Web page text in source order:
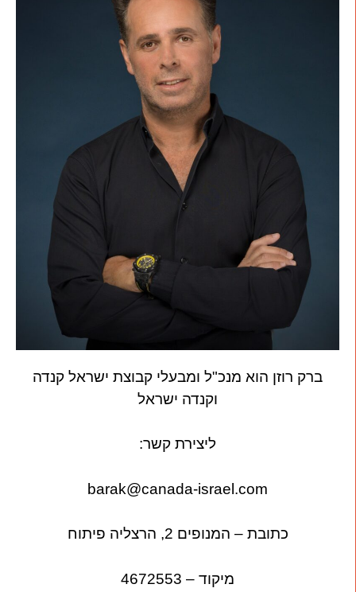
ברק רוזן הוא מנכ"ל ומבעלי קבוצת ישראל קנדה
וקנדה ישראל
ליצירת קשר:
barak@canada-israel.com
כתובת – המנופים 2, הרצליה פיתוח
מיקוד – 4672553